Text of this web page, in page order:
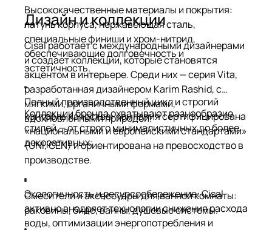
Высококачественные материалы и покрытия:
латунь корпуса, нержавеющая сталь,
специальные финиши и хром-нитрид,
обеспечивающие долговечность и
эстетичность.
Полный производственный цикл и строгий
контроль качества: компания сертифицирована
«национальными и европейскими стандартами»
(UNI, CEN) и ориентирована на превосходство в
производстве.
Экологичность и ресурсосбережение: Cisal
активно внедряет технологии снижения расхода
воды, оптимизации энергопотребления и
Дизайн и коллекции
Cisal работает с международными дизайнерами
и создает коллекции, которые становятся
акцентом в интерьере. Среди них — серия Vita,
разработанная дизайнером Karim Rashid, с
мягкими, органичными формами,
вдохновлёнными природой.
Коллекции бренда охватывают разнообразие
стилей — от строго минималистичных до более
декоративных:
Смесители и аксессуары для ванной комнаты:
раковины, биде, ванны, душевые системы.